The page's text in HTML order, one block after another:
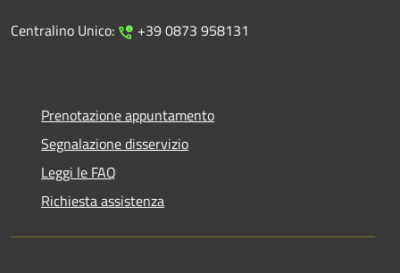
Centralino Unico:
+39 0873 958131
Prenotazione appuntamento
Segnalazione disservizio
Leggi le FAQ
Richiesta assistenza